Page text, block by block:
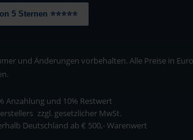
Sternen ⭐⭐⭐⭐⭐
und Änderungen vorbehalten. Alle Preise in
Anzahlung und 10% Restwert
zzgl. gesetzlicher MwSt.
Deutschland ab € 500,- Warenwert